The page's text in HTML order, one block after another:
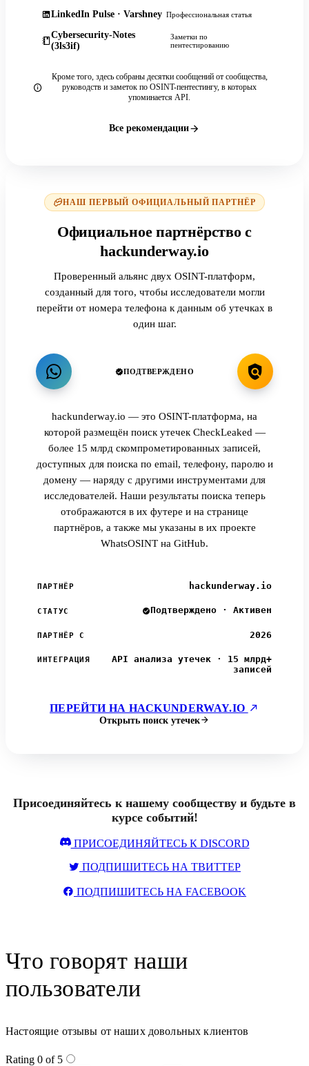
LinkedIn Pulse · Varshney Профессиональная статья
Cybersecurity-Notes
(3ls3if)
Заметки по
пентестированию
Кроме того, здесь собраны десятки сообщений от сообщества,
руководств и заметок по OSINT-пентестингу, в которых
упоминается API.
Все рекомендации
НАШ ПЕРВЫЙ ОФИЦИАЛЬНЫЙ ПАРТНЁР
Официальное партнёрство с
hackunderway.io
Проверенный альянс двух OSINT-платформ,
созданный для того, чтобы исследователи могли
перейти от номера телефона к данным об утечках в
один шаг.
ПОДТВЕРЖДЕНО
hackunderway.io — это OSINT-платформа, на
которой размещён поиск утечек CheckLeaked —
более 15 млрд скомпрометированных записей,
доступных для поиска по email, телефону, паролю и
домену — наряду с другими инструментами для
исследователей. Наши результаты поиска теперь
отображаются в их футере и на странице
партнёров, а также мы указаны в их проекте
WhatsOSINT на GitHub.
ПАРТНЁР hackunderway.io
СТАТУС Подтверждено · Активен
ПАРТНЁР С 2026
ИНТЕГРАЦИЯ
API анализа утечек · 15 млрд+
записей
ПЕРЕЙТИ НА HACKUNDERWAY.IO
Открыть поиск утечек
Присоединяйтесь к нашему сообществу и будьте в
курсе событий!
ПРИСОЕДИНЯЙТЕСЬ К DISCORD
ПОДПИШИТЕСЬ НА ТВИТТЕР
ПОДПИШИТЕСЬ НА FACEBOOK
Что говорят наши
пользователи
Настоящие отзывы от наших довольных клиентов
Rating 0 of 5